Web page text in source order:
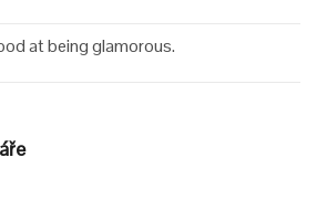
at being glamorous.